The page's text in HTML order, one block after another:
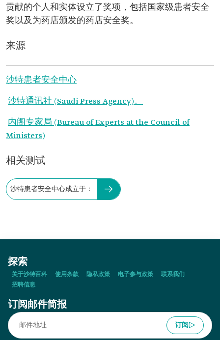
贡献的个人和实体设立了奖项，包括国家级患者安全
奖以及为药店颁发的药店安全奖。
来源
沙特患者安全中心
沙特通讯社 (Saudi Press Agency)。
内阁专家局 (Bureau of Experts at the Council of
Ministers)
相关测试
沙特患者安全中心成立于：
探索
关于沙特百科 使用条款 隐私政策 电子参与政策
联系我们
招聘信息
订阅邮件简报
订阅